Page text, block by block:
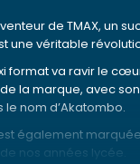
de TMAX, un
une véritable
format va ravir le
la marque, avec
nom d’Akatombo.
également
nos années lycée.